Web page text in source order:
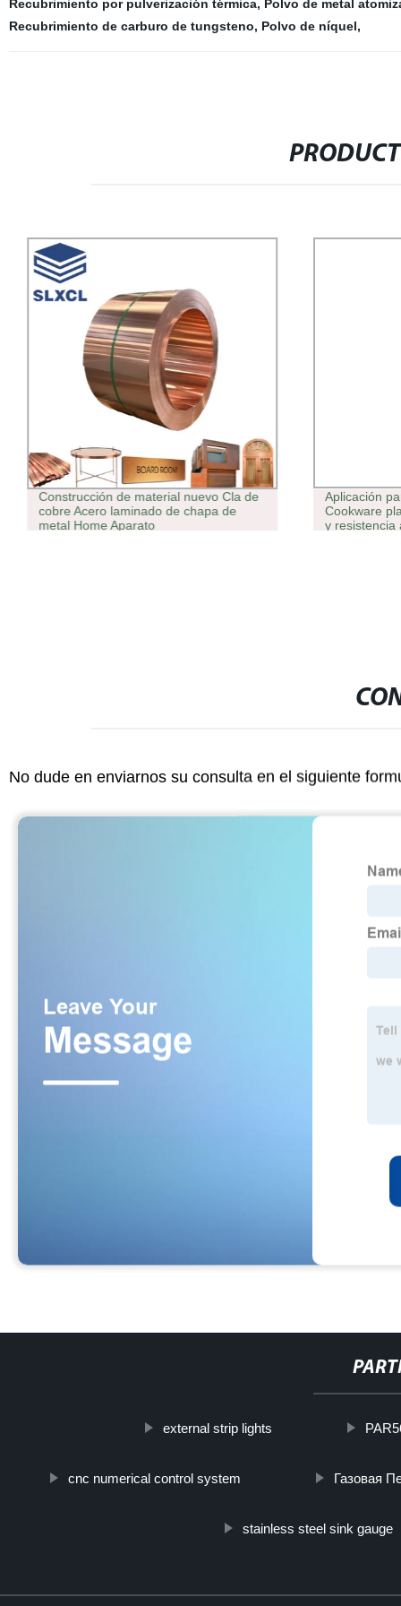
Recubrimiento por pulverización térmica, Polvo de metal
Recubrimiento de carburo de tungsteno, Polvo de níquel,
Construcción de material nuevo Cla de
cobre Acero laminado de chapa de
metal Home Aparato
Aplicación
Cookware
y resistencia
No dude en enviarnos su consulta en el siguiente
external strip lights
cnc numerical control system Газовая
stainless steel sink gauge